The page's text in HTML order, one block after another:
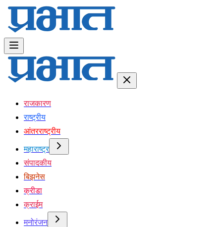
राजकारण
राष्ट्रीय
आंतरराष्ट्रीय
महाराष्ट्र
संपादकीय
बिझनेस
क्रीडा
क्राईम
मनोरंजन